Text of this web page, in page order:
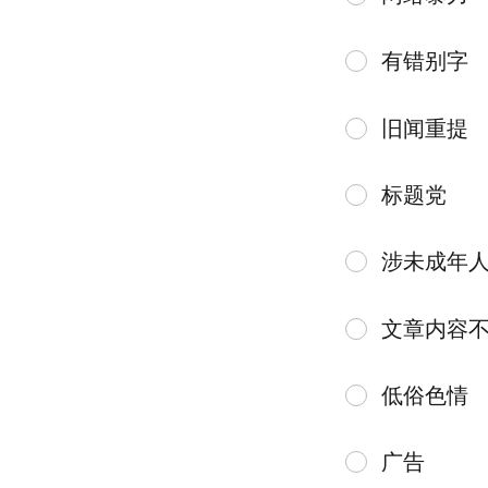
有错别字
旧闻重提
标题党
涉未成年
文章内容
低俗色情
广告